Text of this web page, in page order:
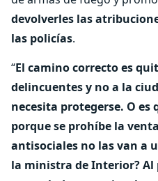
devolverles las
las policías.
“El camino correcto es
delincuentes y no a la
necesita protegerse. O es
porque se prohíbe la
antisociales no las van a
la ministra de Interior?